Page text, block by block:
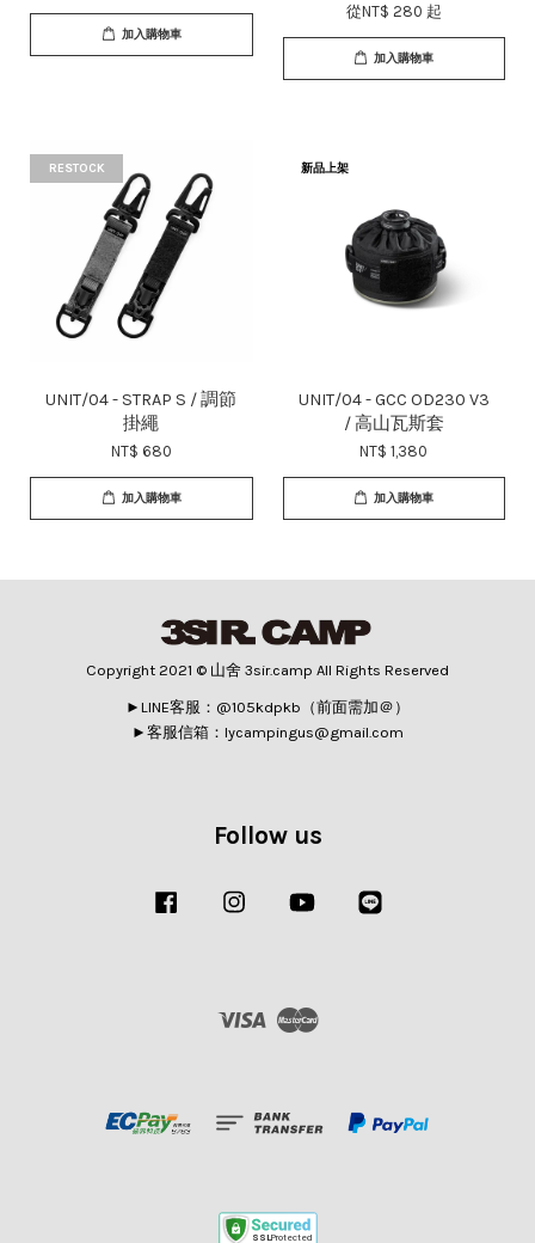
加入購物車
從NT$ 280 起
加入購物車
RESTOCK
UNIT/04 - STRAP S / 調節
掛繩
NT$ 680
加入購物車
新品上架
UNIT/04 - GCC OD230 V3
/ 高山瓦斯套
NT$ 1,380
加入購物車
Copyright 2021 © 山舍 3sir.camp All Rights Reserved
►LINE客服：@105kdpkb（前面需加＠）
►客服信箱：lycampingus@gmail.com
Follow us
Facebook Instagram YouTube
Visa Master